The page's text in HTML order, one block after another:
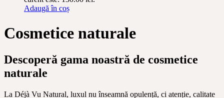
Adaugă în coș
Cosmetice naturale
Descoperă gama noastră de cosmetice
naturale
La Déjà Vu Natural, luxul nu înseamnă opulență, ci atenție, calitate